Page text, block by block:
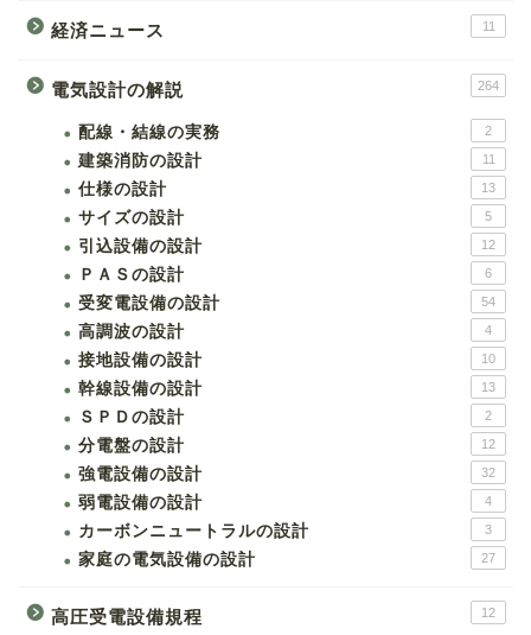
経済ニュース 11
電気設計の解説 264
配線・結線の実務 2
建築消防の設計 11
仕様の設計 13
サイズの設計 5
引込設備の設計 12
ＰＡＳの設計 6
受変電設備の設計 54
高調波の設計 4
接地設備の設計 10
幹線設備の設計 13
ＳＰＤの設計 2
分電盤の設計 12
強電設備の設計 32
弱電設備の設計 4
カーボンニュートラルの設計 3
家庭の電気設備の設計 27
高圧受電設備規程 12